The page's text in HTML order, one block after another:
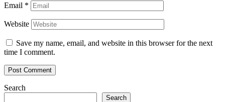
Email *
Website
Save my name, email, and website in this browser for the next
time I comment.
Search
Search